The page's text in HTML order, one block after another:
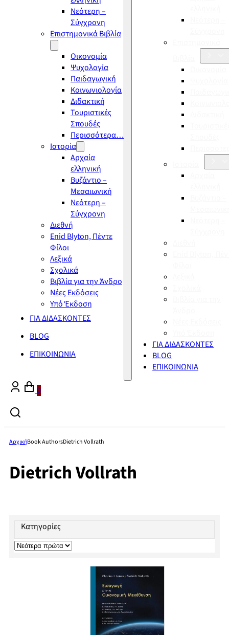
Νεότερη –
Σύγχρονη
Επιστημονικά Βιβλία
Οικονομία
Ψυχολογία
Παιδαγωγική
Κοινωνιολογία
Διδακτική
Τουριστικές
Σπουδές
Περισσότερα…
Ιστορία
Αρχαία
ελληνική
Βυζάντιο –
Μεσαιωνική
Νεότερη –
Σύγχρονη
Διεθνή
Enid Blyton, Πέντε
Φίλοι
Λεξικά
Σχολικά
Βιβλία για την Άνδρο
Νέες Εκδόσεις
Υπό Έκδοση
ΓΙΑ ΔΙΔΑΣΚΟΝΤΕΣ
BLOG
ΕΠΙΚΟΙΝΩΝΙΑ
ΓΙΑ ΔΙΔΑΣΚΟΝΤΕΣ
BLOG
ΕΠΙΚΟΙΝΩΝΙΑ
0
ΑρχικήBook AuthorsDietrich Vollrath
Dietrich Vollrath
Κατηγορίες